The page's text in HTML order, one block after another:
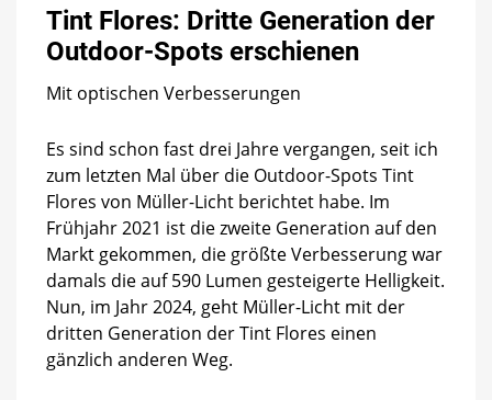
Flores:
Dritte
Tint Flores: Dritte Generation der
Outdoor-Spots erschienen
Mit optischen Verbesserungen
Es sind schon fast drei Jahre vergangen, seit ich
zum letzten Mal über die Outdoor-Spots Tint
Flores von Müller-Licht berichtet habe. Im
Frühjahr 2021 ist die zweite Generation auf den
Markt gekommen, die größte Verbesserung war
damals die auf 590 Lumen gesteigerte Helligkeit.
Nun, im Jahr 2024, geht Müller-Licht mit der
dritten Generation der Tint Flores einen
gänzlich anderen Weg.